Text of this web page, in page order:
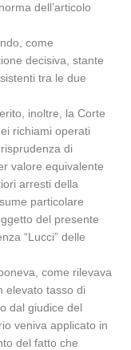
dell’articolo
come
decisiva, stante
tra le due
inoltre, la Corte
richiami operati
di
valore equivalente
arresti della
particolare
del presente
“Lucci” delle
come rilevava
elevato tasso di
dal giudice del
veniva applicato in
del fatto che